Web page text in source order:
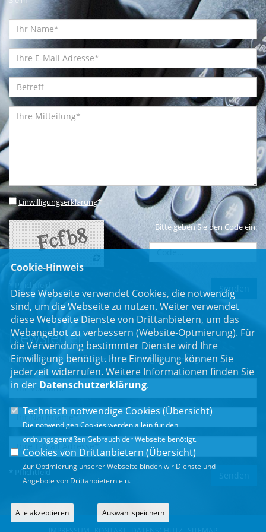
Einwilligungserklärung*
Bitte geben Sie den Code ein:
* Pflichtfeld
Newsletter
Erhalten Sie Neuigkeiten aus dem Landtag und der Region.
* Pflichtfeld
Cookie-Hinweis
Diese Webseite verwendet Cookies, die notwendig
sind, um die Webseite zu nutzen. Weiter verwendet
diese Webseite Dienste von Drittanbietern, um das
Webangebot zu verbessern (Website-Optmierung). Für
die Verwendung bestimmter Dienste wird Ihre
Einwilligung benötigt. Ihre Einwilligung können Sie
jederzeit widerrufen. Weitere Informationen finden Sie
in der Datenschutzerklärung.
Technisch notwendige Cookies (Übersicht)
Die notwendigen Cookies werden allein für den
ordnungsgemäßen Gebrauch der Webseite benötigt.
Cookies von Drittanbietern (Übersicht)
Zur Optimierung unserer Webseite binden wir Dienste und
Angebote von Drittanbietern ein.
Alle akzeptieren Auswahl speichern